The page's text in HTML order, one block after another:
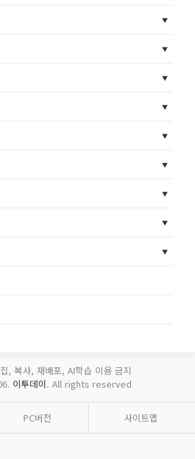
, 복사, 재배포, AI학습 이용 금지
이투데이. All rights reserved
PC버전 사이트맵